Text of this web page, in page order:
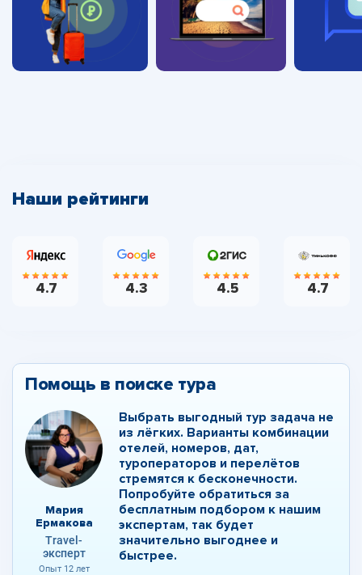
Наши рейтинги
4.7 4.3 4.5 4.7
Помощь в поиске тура
Мария
Ермакова
Travel-
эксперт
Опыт 12 лет
Выбрать выгодный тур задача не
из лёгких. Варианты комбинации
отелей, номеров, дат,
туроператоров и перелётов
стремятся к бесконечности.
Попробуйте обратиться за
бесплатным подбором к нашим
экспертам, так будет
значительно выгоднее и
быстрее.